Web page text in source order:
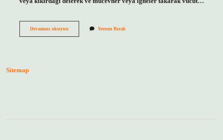
Devamını okuyunBurun
Yorum Bırak
Sitemap